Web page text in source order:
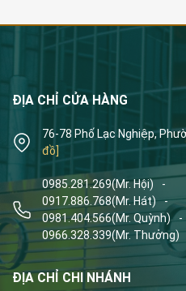
ĐỊA CHỈ CỬA HÀNG
76-78 Phố Lạc Nghiệp,
đồ]
0985.281.269(Mr. Hội) -
0917.886.768(Mr. Hát) -
0981.404.566(Mr. Quỳnh) -
0966.328.339(Mr. Thưởng)
ĐỊA CHỈ CHI NHÁNH